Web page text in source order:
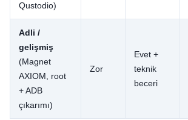
Qustodio)
Adli /
gelişmiş
(Magnet
AXIOM, root
+ ADB
çıkarımı)
Zor
Evet +
teknik
beceri